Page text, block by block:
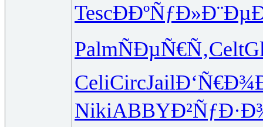
TescÐÐºÑƒÐ»
PalmÑÐµÑ€Ñ‚Celt
CeliCircJail
NikiABBY